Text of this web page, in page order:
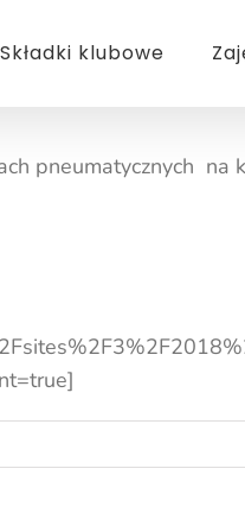
Składki klubowe
pneumatycznych na